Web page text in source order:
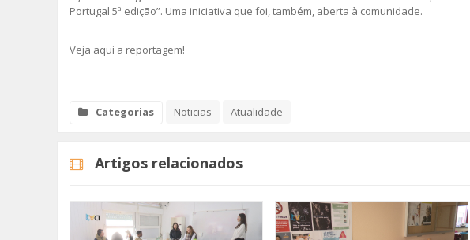
Portugal 5ª edição”. Uma iniciativa que foi, também, aberta à comunidade.
Veja aqui a reportagem!
Categorias Noticias Atualidade
Artigos relacionados